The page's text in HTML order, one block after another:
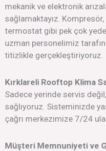
mekanik ve elektronik
sağlamaktayız.
termostat gibi pek çok
uzman personelimiz
titizlikle gerçekleştiriyoruz.
Kırklareli Rooftop Klima
Sadece yerinde servis
sağlıyoruz. Sisteminizde
çağrı merkezimize 7/24
Müşteri Memnuniyeti ve